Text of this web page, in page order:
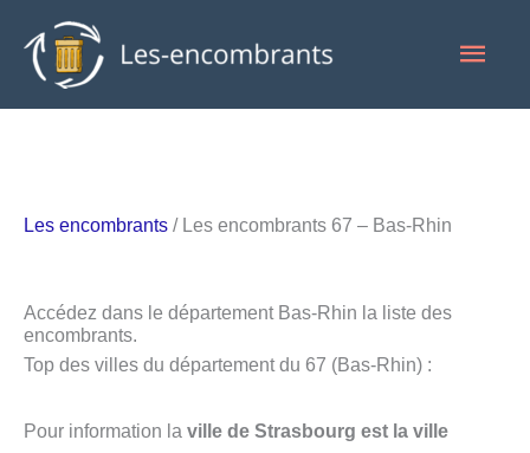
contenu
Les encombrants / Les encombrants 67 – Bas-Rhin
Accédez dans le département Bas-Rhin la liste des
encombrants.
Top des villes du département du 67 (Bas-Rhin) :
Pour information la ville de Strasbourg est la ville